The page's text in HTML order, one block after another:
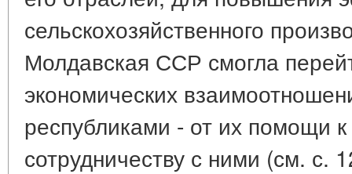
сельскохозяйственного
Молдавская ССР смогла
экономических
республиками - от их помощи
сотрудничеству с ними (см. с.